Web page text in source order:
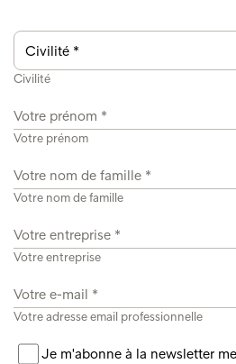
Civilité
Votre prénom
Votre nom de famille
Votre entreprise
Votre adresse email professionnelle
Je m'abonne à la newsletter